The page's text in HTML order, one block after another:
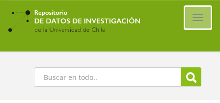
Ir
contenido
principal
Buscar